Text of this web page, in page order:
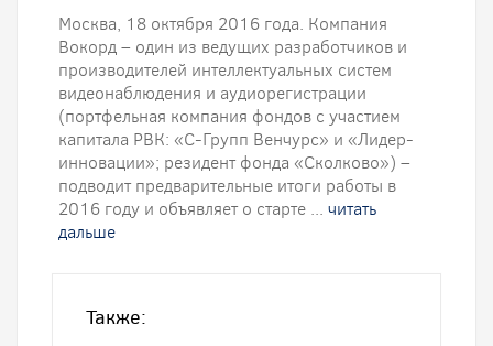
Москва, 18 октября 2016 года. Компания
Вокорд – один из ведущих разработчиков и
производителей интеллектуальных систем
видеонаблюдения и аудиорегистрации
(портфельная компания фондов с участием
капитала РВК: «С-Групп Венчурс» и «Лидер-
инновации»; резидент фонда «Сколково») –
подводит предварительные итоги работы в
2016 году и объявляет о старте ... читать
дальше
Также: